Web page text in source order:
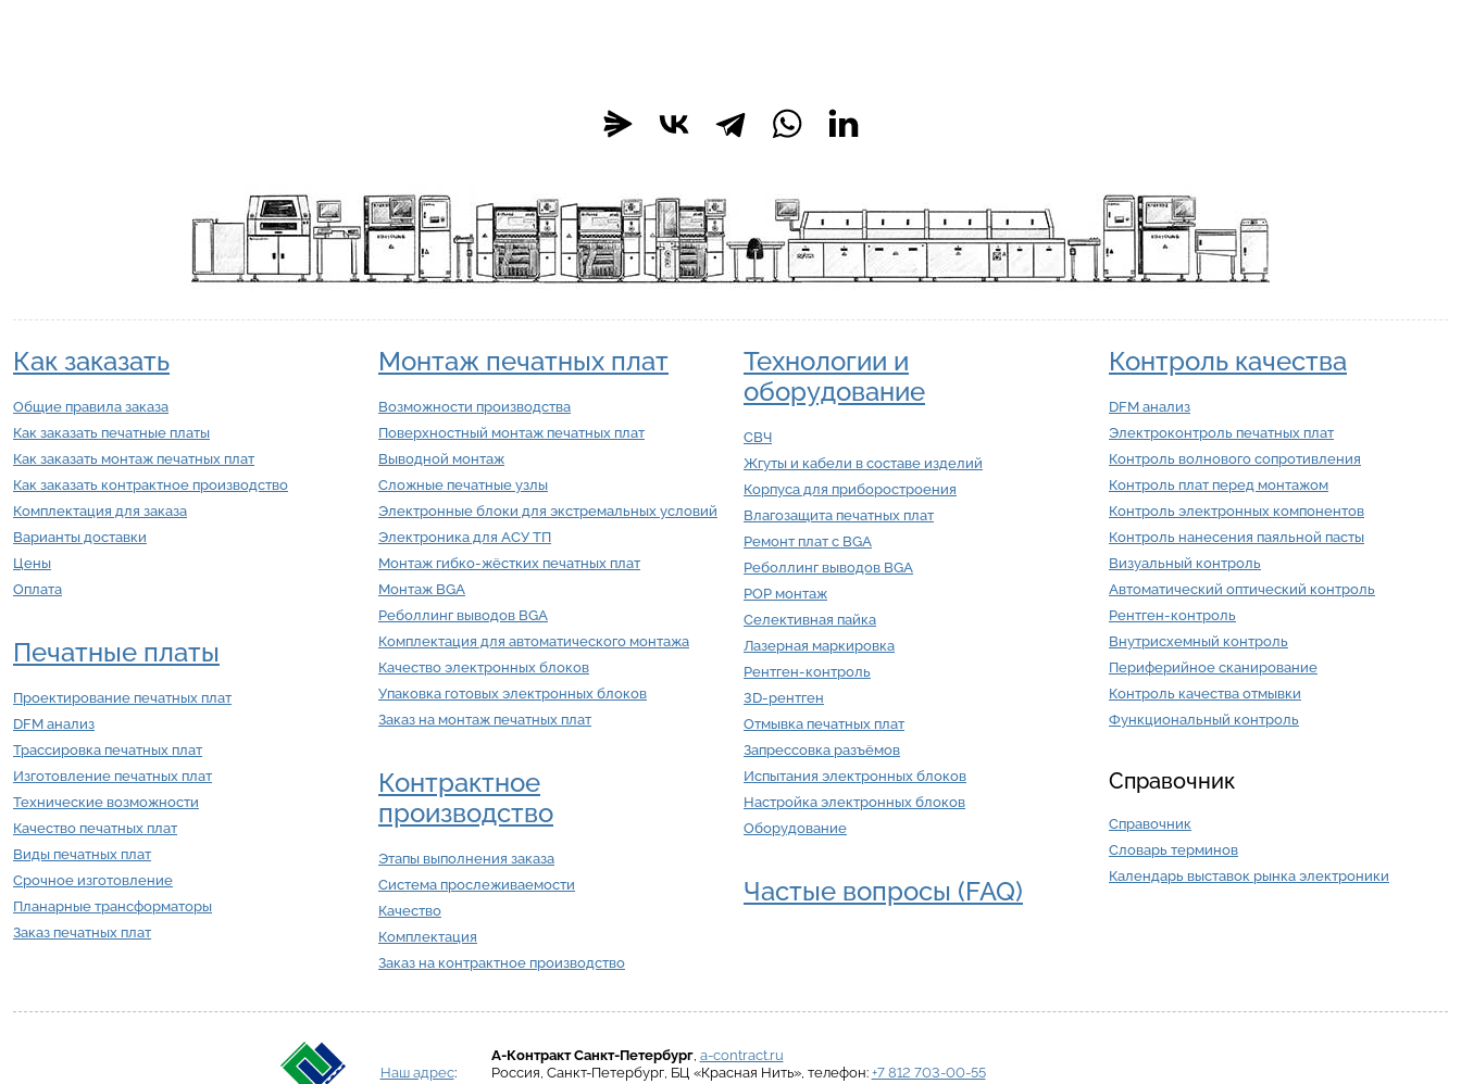
Как заказать
Общие правила заказа
Как заказать печатные платы
Как заказать монтаж печатных плат
Как заказать контрактное производство
Комплектация для заказа
Варианты доставки
Цены
Оплата
Печатные платы
Проектирование печатных плат
DFM анализ
Трассировка печатных плат
Изготовление печатных плат
Технические возможности
Качество печатных плат
Виды печатных плат
Срочное изготовление
Планарные трансформаторы
Заказ печатных плат
Монтаж печатных плат
Возможности производства
Поверхностный монтаж печатных плат
Выводной монтаж
Сложные печатные узлы
Электронные блоки для экстремальных условий
Электроника для АСУ ТП
Монтаж гибко-жёстких печатных плат
Монтаж BGA
Реболлинг выводов BGA
Комплектация для автоматического монтажа
Качество электронных блоков
Упаковка готовых электронных блоков
Заказ на монтаж печатных плат
Контрактное
производство
Этапы выполнения заказа
Система прослеживаемости
Качество
Комплектация
Заказ на контрактное производство
Технологии и
оборудование
СВЧ
Жгуты и кабели в составе изделий
Корпуса для приборостроения
Влагозащита печатных плат
Ремонт плат с BGA
Реболлинг выводов BGA
POP монтаж
Селективная пайка
Лазерная маркировка
Рентген-контроль
3D-рентген
Отмывка печатных плат
Запрессовка разъёмов
Испытания электронных блоков
Настройка электронных блоков
Оборудование
Частые вопросы (FAQ)
Контроль качества
DFM анализ
Электроконтроль печатных плат
Контроль волнового сопротивления
Контроль плат перед монтажом
Контроль электронных компонентов
Контроль нанесения паяльной пасты
Визуальный контроль
Автоматический оптический контроль
Рентген-контроль
Внутрисхемный контроль
Периферийное сканирование
Контроль качества отмывки
Функциональный контроль
Справочник
Справочник
Словарь терминов
Календарь выставок рынка электроники
Наш адрес:
А-Контракт Санкт-Петербург, a-contract.ru
Россия, Санкт-Петербург, БЦ «Красная Нить», телефон: +7 812 703-00-55